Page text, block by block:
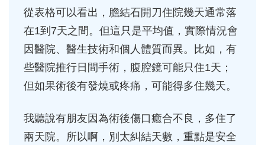
從表格可以看出，膽結石開刀住院幾天通常落
在1到7天之間。但這只是平均值，實際情況會
因醫院、醫生技術和個人體質而異。比如，有
些醫院推行日間手術，腹腔鏡可能只住1天；
但如果術後有發燒或疼痛，可能得多住幾天。
我聽說有朋友因為術後傷口癒合不良，多住了
兩天院。所以啊，別太糾結天數，重點是安全